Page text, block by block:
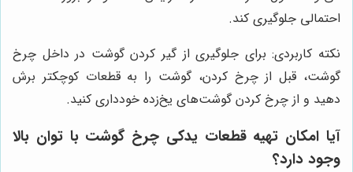
احتمالی جلوگیری کند.
نکته کاربردی: برای جلوگیری از گیر کردن گوشت در داخل چرخ
گوشت، قبل از چرخ کردن، گوشت را به قطعات کوچکتر برش
دهید و از چرخ کردن گوشت‌های یخ‌زده خودداری کنید.
آیا امکان تهیه قطعات یدکی چرخ گوشت با توان بالا
وجود دارد؟